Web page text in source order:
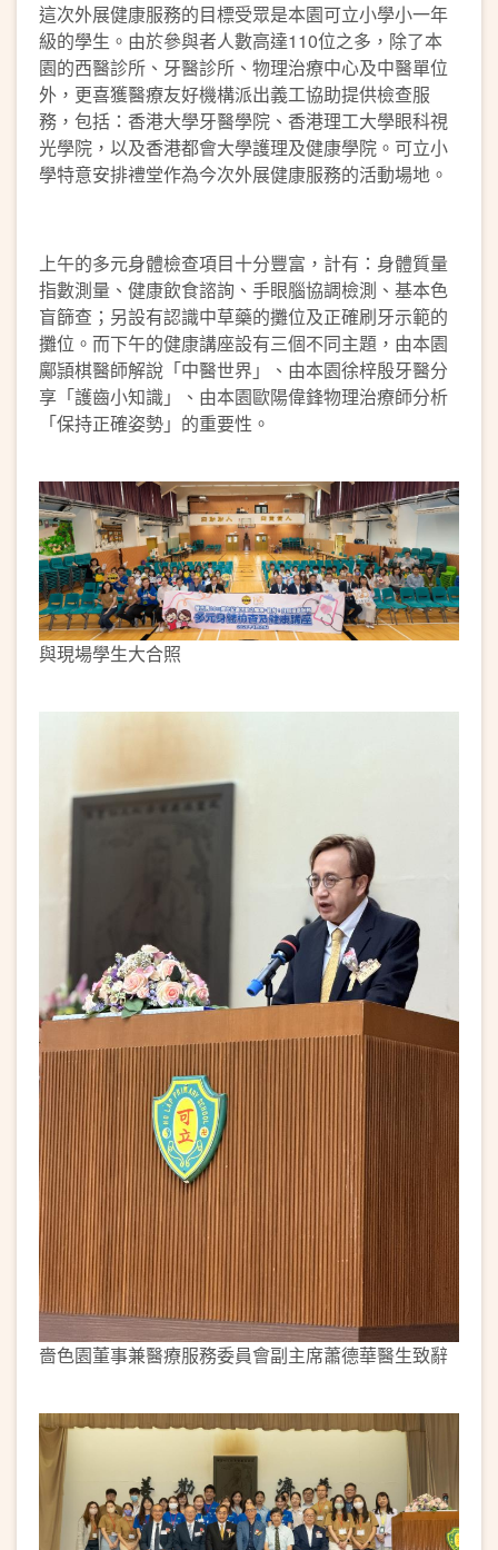
這次外展健康服務的目標受眾是本園可立小學小一年
級的學生。由於參與者人數高達110位之多，除了本
園的西醫診所、牙醫診所、物理治療中心及中醫單位
外，更喜獲醫療友好機構派出義工協助提供檢查服
務，包括：香港大學牙醫學院、香港理工大學眼科視
光學院，以及香港都會大學護理及健康學院。可立小
學特意安排禮堂作為今次外展健康服務的活動場地。
上午的多元身體檢查項目十分豐富，計有：身體質量
指數測量、健康飲食諮詢、手眼腦協調檢測、基本色
盲篩查；另設有認識中草藥的攤位及正確刷牙示範的
攤位。而下午的健康講座設有三個不同主題，由本園
鄺頴棋醫師解說「中醫世界」、由本園徐梓殷牙醫分
享「護齒小知識」、由本園歐陽偉鋒物理治療師分析
「保持正確姿勢」的重要性。
與現場學生大合照
嗇色園董事兼醫療服務委員會副主席蕭德華醫生致辭